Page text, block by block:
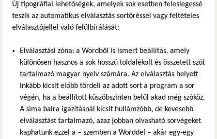
Új tipográfiai lehetőségek, amelyek sok esetben feleslegessé
teszik az automatikus elválasztás sortöréssel vagy feltételes
elválasztójellel való felülbírálását:
Elválasztási zóna: a Wordből is ismert beállítás, amely
különösen hasznos a sok hosszú toldalékolt és összetett szót
tartalmazó magyar nyelv számára. Az elválasztás helyett
inkább kicsit előbb tördeli az adott sort a program a sor
végén, ha a beállított küszöbszinten belül akad még szóköz.
A sima balra igazításnál kicsit hullámzóbb, de kevesebb
elválasztást tartalmazó, azaz jobban olvasható sorvégeket
kaphatunk ezzel a – szemben a Worddel – akár egy-egy